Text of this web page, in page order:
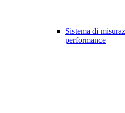
Sistema di
performance